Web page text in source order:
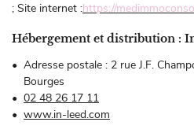
; Site internet :https://
Hébergement et distribution :
Adresse postale : 2 rue J.F.
Bourges
02 48 26 17 11
www.in-leed.com